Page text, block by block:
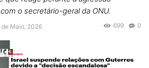
o secretário-geral da ONU.
de Maio, 2026 0
699